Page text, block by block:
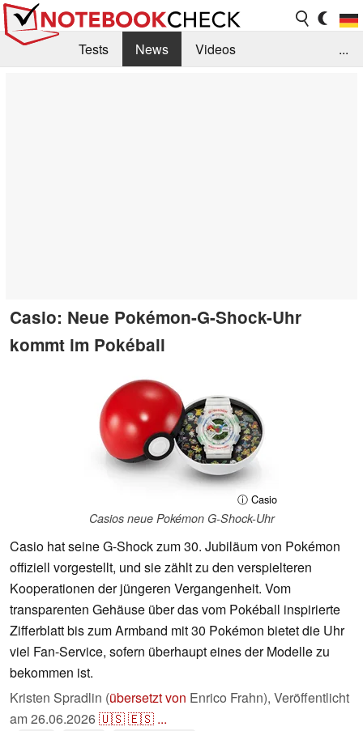
Tests News
Videos
...
Casio: Neue Pokémon-G-Shock-Uhr
kommt im Pokéball
ⓘ Casio
Casios neue Pokémon G-Shock-Uhr
Casio hat seine G-Shock zum 30. Jubiläum von Pokémon
offiziell vorgestellt, und sie zählt zu den verspielteren
Kooperationen der jüngeren Vergangenheit. Vom
transparenten Gehäuse über das vom Pokéball inspirierte
Zifferblatt bis zum Armband mit 30 Pokémon bietet die Uhr
viel Fan-Service, sofern überhaupt eines der Modelle zu
bekommen ist.
Kristen Spradlin (übersetzt von Enrico Frahn), Veröffentlicht
am26.06.2026🇺🇸🇪🇸 ...